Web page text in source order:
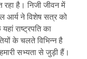
रहा है। निजी जीवन में
आर्य ने विशेष सत्र को
राष्ट्रपति का
के चलते विभिन्न है
सभ्यता से जुड़ी हैं।